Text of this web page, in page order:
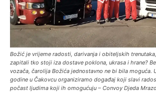
Božić je vrijeme radosti, darivanja i obiteljskih
zapitali tko stoji iza dostave poklona, ukrasa i hrane?
vozača, čarolija Božića jednostavno ne bi bila moguća.
godine u Čakovcu organiziramo događaj koji slavi
počast ljudima koji ih omogućuju – Convoy Djeda